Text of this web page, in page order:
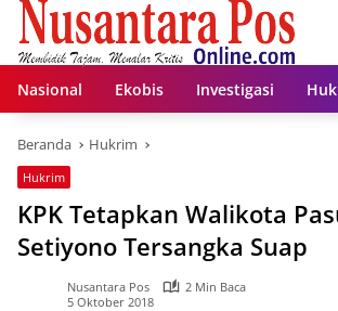
Langsung
konten
Nasional
Ekobis Investigasi
Beranda Hukrim
Hukrim
KPK Tetapkan Walikota
Setiyono Tersangka Suap
Nusantara Pos
2 Min Baca
5 Oktober 2018